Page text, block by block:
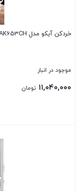
خردکن آیکو مدل AK653CH
موجود در انبار
۱۱,۰۴۰,۰۰۰ تومان